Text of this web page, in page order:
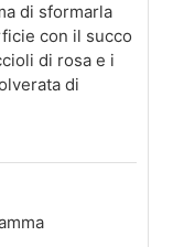
di sformarla
con il succo
di rosa e i
di